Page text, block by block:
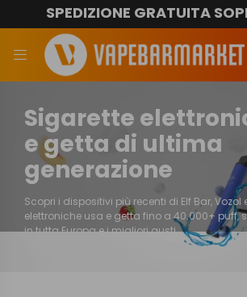
SPEDIZIONE GRATUITA
Sigarette
e getta di ultima
generazione
Scopri i dispositivi più recenti di Elf Bar, Vozol
elettroniche usa e getta fino a 40.000+ puff,
in tutta Europa e i migliori gusti.